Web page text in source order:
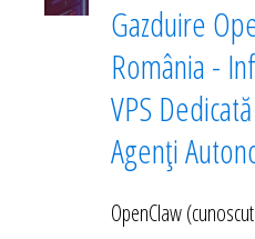
Gazduire
România -
VPS
Agenți
OpenClaw